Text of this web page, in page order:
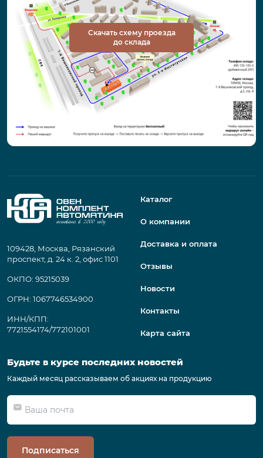
Скачать схему проезда
до склада
109428, Москва, Рязанский
проспект, д. 24 к. 2, офис 1101
ОКПО: 95215039
ОГРН: 1067746534900
ИНН/КПП:
7721554174/772101001
Каталог
О компании
Доставка и оплата
Отзывы
Новости
Контакты
Карта сайта
Будьте в курсе последних новостей
Каждый месяц рассказываем об акциях на продукцию
Подписаться